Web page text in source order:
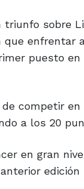
sobre
enfrentar
puesto
competir
a los 20
en gran
edición